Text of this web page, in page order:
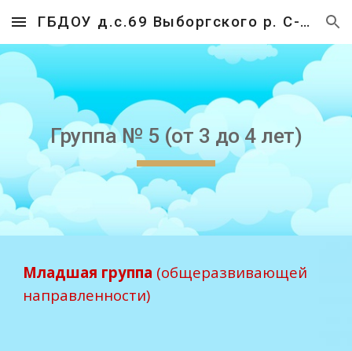
Skip to main content Skip to navigation
ГБДОУ д.с.69 Выборгского р. С-Пб
Группа№ 5 (от 3 до 4 лет)
Младшая группа (общеразвивающей
направленности)